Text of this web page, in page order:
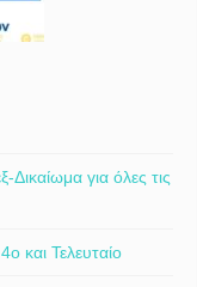
για όλες τις
Τελευταίο